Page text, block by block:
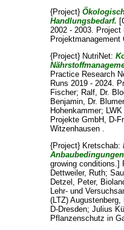
{Project}
Handlungsbedarf.
2002 - 2003. Project
Projektmanagement
{Project} NutriNet:
Practice Research
Runs 2019 - 2024.
Fischer; Ralf, Dr.
Benjamin, Dr.
Hohenkammer;
Projekte GmbH, D-
Witzenhausen .
{Project} Kretschab:
growing conditions.]
Dettweiler, Ruth;
Detzel, Peter,
Lehr- und
(LTZ)
D-Dresden; Julius
Pflanzenschutz in